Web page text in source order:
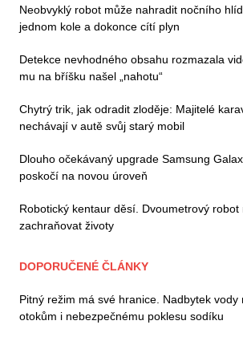
Neobvyklý robot může nahradit nočního
jednom kole a dokonce cítí plyn
Detekce nevhodného obsahu rozmazala
mu na bříšku našel „nahotu“
Chytrý trik, jak odradit zloděje: Majitelé
nechávají v autě svůj starý mobil
Dlouho očekávaný upgrade Samsung
poskočí na novou úroveň
Robotický kentaur děsí. Dvoumetrový robot
zachraňovat životy
DOPORUČENÉ ČLÁNKY
Pitný režim má své hranice. Nadbytek vody
otokům i nebezpečnému poklesu sodíku